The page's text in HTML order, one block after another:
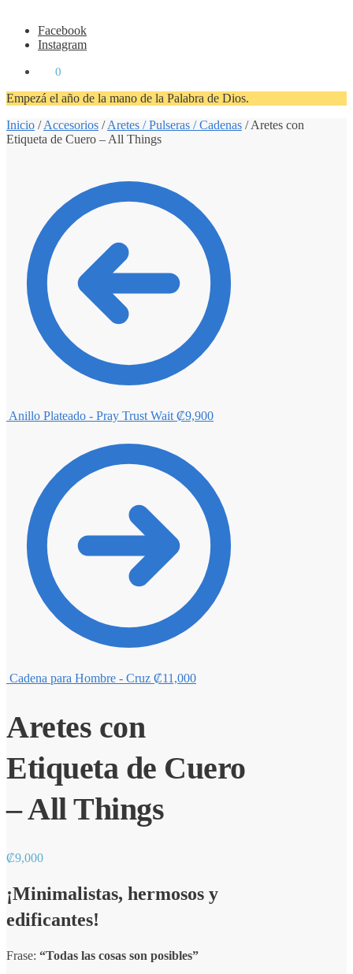
Facebook
Instagram
0
Empezá el año de la mano de la Palabra de Dios.
Inicio /Accesorios /Aretes / Pulseras / Cadenas /Aretes con
Etiqueta de Cuero – All Things
Anillo Plateado - Pray Trust Wait ₡9,900
Cadena para Hombre - Cruz ₡11,000
Aretes con
Etiqueta de Cuero
– All Things
₡9,000
¡Minimalistas, hermosos y
edificantes!
Frase: “Todas las cosas son posibles”